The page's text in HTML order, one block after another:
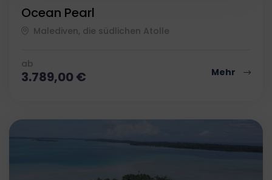
Ocean Pearl
Malediven, die südlichen Atolle
ab
3.789,00€ Mehr